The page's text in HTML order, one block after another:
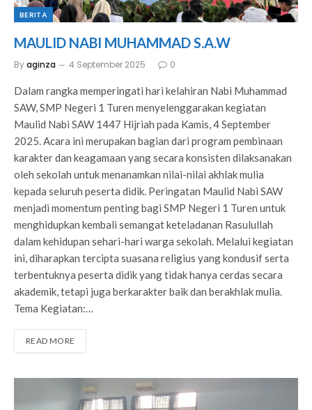
BERITA
MAULID NABI MUHAMMAD S.A.W
Byaginza 4 September 2025 0
Dalam rangka memperingati hari kelahiran Nabi Muhammad
SAW, SMP Negeri 1 Turen menyelenggarakan kegiatan
Maulid Nabi SAW 1447 Hijriah pada Kamis, 4 September
2025. Acara ini merupakan bagian dari program pembinaan
karakter dan keagamaan yang secara konsisten dilaksanakan
oleh sekolah untuk menanamkan nilai-nilai akhlak mulia
kepada seluruh peserta didik. Peringatan Maulid Nabi SAW
menjadi momentum penting bagi SMP Negeri 1 Turen untuk
menghidupkan kembali semangat keteladanan Rasulullah
dalam kehidupan sehari-hari warga sekolah. Melalui kegiatan
ini, diharapkan tercipta suasana religius yang kondusif serta
terbentuknya peserta didik yang tidak hanya cerdas secara
akademik, tetapi juga berkarakter baik dan berakhlak mulia.
Tema Kegiatan:…
READ MORE